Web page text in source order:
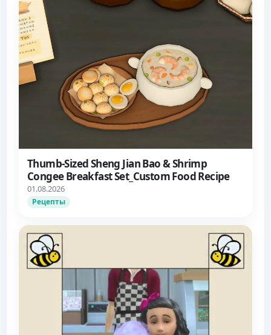
Thumb-Sized Sheng Jian Bao & Shrimp
Congee Breakfast Set_Custom Food Recipe
01.08.2026
Рецепты